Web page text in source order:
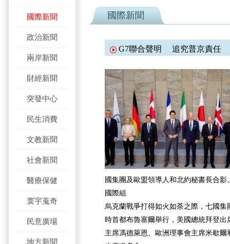
國際新聞
政治新聞
兩岸新聞
財經新聞
突發中心
民生消費
文教新聞
社會新聞
醫療保健
寰宇蒐奇
民意廣場
地方新聞
國際新聞
G7聯合聲明 追究普京責任
國集團及歐盟領導人和北約秘書長合
國際組
烏克蘭戰爭打得如火如荼之際，七國集
時首都布魯塞爾舉行，美國總統拜登
主席馮德萊恩、歐洲理事會主席米歇